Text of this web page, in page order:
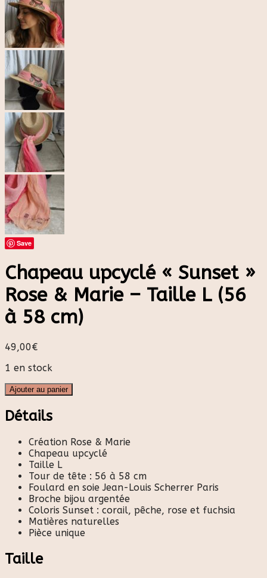
Save
Chapeau upcyclé « Sunset »
Rose & Marie – Taille L (56
à 58 cm)
49,00€
1 en stock
Ajouter au panier
Détails
Création Rose & Marie
Chapeau upcyclé
Taille L
Tour de tête : 56 à 58 cm
Foulard en soie Jean-Louis Scherrer Paris
Broche bijou argentée
Coloris Sunset : corail, pêche, rose et fuchsia
Matières naturelles
Pièce unique
Taille